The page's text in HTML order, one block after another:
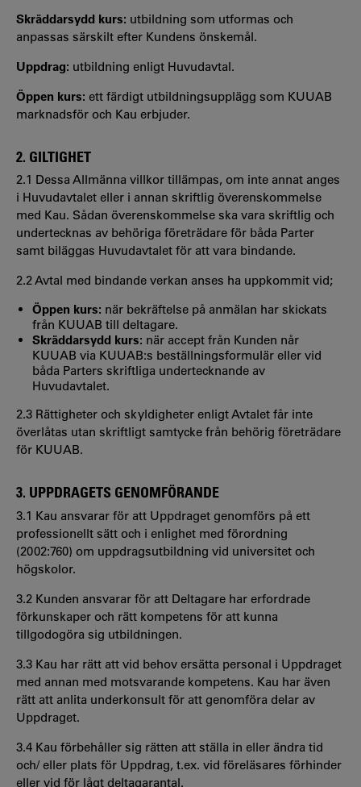
Skräddarsydd kurs: utbildning som utformas och
anpassas särskilt efter Kundens önskemål.
Uppdrag: utbildning enligt Huvudavtal.
Öppen kurs: ett färdigt utbildningsupplägg som KUUAB
marknadsför och Kau erbjuder.
2. GILTIGHET
2.1 Dessa Allmänna villkor tillämpas, om inte annat anges
i Huvudavtalet eller i annan skriftlig överenskommelse
med Kau. Sådan överenskommelse ska vara skriftlig och
undertecknas av behöriga företrädare för båda Parter
samt biläggas Huvudavtalet för att vara bindande.
2.2 Avtal med bindande verkan anses ha uppkommit vid;
Öppen kurs: när bekräftelse på anmälan har skickats
från KUUAB till deltagare.
Skräddarsydd kurs: när accept från Kunden når
KUUAB via KUUAB:s beställningsformulär eller vid
båda Parters skriftliga undertecknande av
Huvudavtalet.
2.3 Rättigheter och skyldigheter enligt Avtalet får inte
överlåtas utan skriftligt samtycke från behörig företrädare
för KUUAB.
3. UPPDRAGETS GENOMFÖRANDE
3.1 Kau ansvarar för att Uppdraget genomförs på ett
professionellt sätt och i enlighet med förordning
(2002:760) om uppdragsutbildning vid universitet och
högskolor.
3.2 Kunden ansvarar för att Deltagare har erfordrade
förkunskaper och rätt kompetens för att kunna
tillgodogöra sig utbildningen.
3.3 Kau har rätt att vid behov ersätta personal i Uppdraget
med annan med motsvarande kompetens. Kau har även
rätt att anlita underkonsult för att genomföra delar av
Uppdraget.
3.4 Kau förbehåller sig rätten att ställa in eller ändra tid
och/ eller plats för Uppdrag, t.ex. vid föreläsares förhinder
eller vid för lågt deltagarantal.